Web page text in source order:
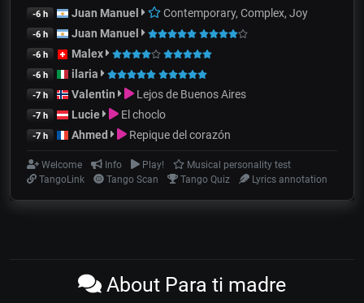
-6 h Juan Manuel Contemporary, Complex, Joy
-6 h Juan Manuel
-6 h Malex
-6 h ilaria
-7 h Valentin Lejos de Buenos Aires
-7 h Lucie El choclo
-7 h Ahmed Repique del corazón
Welcome Info Play!
Musical personality test
TangoLink
Tango Scan Tango Quiz Lyrics annotation
About Para ti madre